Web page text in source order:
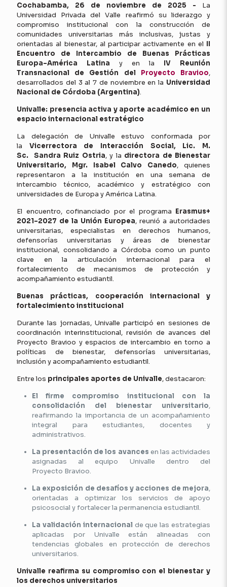
Cochabamba, 26 de noviembre de 2025 - La
Universidad Privada del Valle reafirmó su liderazgo y
compromiso institucional con la construcción de
comunidades universitarias más inclusivas, justas y
orientadas al bienestar, al participar activamente en el II
Encuentro de Intercambio de Buenas Prácticas
Europa–América Latina y en la IV Reunión
Transnacional de Gestión del Proyecto Bravioo,
desarrollados del 3 al 7 de noviembre en la Universidad
Nacional de Córdoba (Argentina).
Univalle: presencia activa y aporte académico en un
espacio internacional estratégico
La delegación de Univalle estuvo conformada por
la Vicerrectora de Interacción Social, Lic. M.
Sc. Sandra Ruiz Ostria, y la directora de Bienestar
Universitario, Mgr. Isabel Calvo Canedo, quienes
representaron a la institución en una semana de
intercambio técnico, académico y estratégico con
universidades de Europa y América Latina.
El encuentro, cofinanciado por el programa Erasmus+
2021–2027 de la Unión Europea, reunió a autoridades
universitarias, especialistas en derechos humanos,
defensorías universitarias y áreas de bienestar
institucional, consolidando a Córdoba como un punto
clave en la articulación internacional para el
fortalecimiento de mecanismos de protección y
acompañamiento estudiantil.
Buenas prácticas, cooperación internacional y
fortalecimiento institucional
Durante las jornadas, Univalle participó en sesiones de
coordinación interinstitucional, revisión de avances del
Proyecto Bravioo y espacios de intercambio en torno a
políticas de bienestar, defensorías universitarias,
inclusión y acompañamiento estudiantil.
Entre los principales aportes de Univalle, destacaron:
El firme compromiso institucional con la
consolidación del bienestar universitario,
reafirmando la importancia de un acompañamiento
integral para estudiantes, docentes y
administrativos.
La presentación de los avances en las actividades
asignadas al equipo Univalle dentro del
Proyecto Bravioo.
La exposición de desafíos y acciones de mejora,
orientadas a optimizar los servicios de apoyo
psicosocial y fortalecer la permanencia estudiantil.
La validación internacional de que las estrategias
aplicadas por Univalle están alineadas con
tendencias globales en protección de derechos
universitarios.
Univalle reafirma su compromiso con el bienestar y
los derechos universitarios